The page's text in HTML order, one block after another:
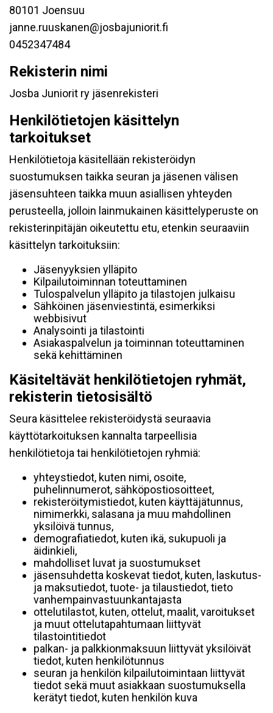
80101 Joensuu
janne.ruuskanen@josbajuniorit.fi
0452347484
Rekisterin nimi
Josba Juniorit ry jäsenrekisteri
Henkilötietojen käsittelyn
tarkoitukset
Henkilötietoja käsitellään rekisteröidyn
suostumuksen taikka seuran ja jäsenen välisen
jäsensuhteen taikka muun asiallisen yhteyden
perusteella, jolloin lainmukainen käsittelyperuste on
rekisterinpitäjän oikeutettu etu, etenkin seuraaviin
käsittelyn tarkoituksiin:
Jäsenyyksien ylläpito
Kilpailutoiminnan toteuttaminen
Tulospalvelun ylläpito ja tilastojen julkaisu
Sähköinen jäsenviestintä, esimerkiksi
webbisivut
Analysointi ja tilastointi
Asiakaspalvelun ja toiminnan toteuttaminen
sekä kehittäminen
Käsiteltävät henkilötietojen ryhmät,
rekisterin tietosisältö
Seura käsittelee rekisteröidystä seuraavia
käyttötarkoituksen kannalta tarpeellisia
henkilötietoja tai henkilötietojen ryhmiä:
yhteystiedot, kuten nimi, osoite,
puhelinnumerot, sähköpostiosoitteet,
rekisteröitymistiedot, kuten käyttäjätunnus,
nimimerkki, salasana ja muu mahdollinen
yksilöivä tunnus,
demografiatiedot, kuten ikä, sukupuoli ja
äidinkieli,
mahdolliset luvat ja suostumukset
jäsensuhdetta koskevat tiedot, kuten, laskutus-
ja maksutiedot, tuote- ja tilaustiedot, tieto
vanhempainvastuunkantajasta
ottelutilastot, kuten, ottelut, maalit, varoitukset
ja muut ottelutapahtumaan liittyvät
tilastointitiedot
palkan- ja palkkionmaksuun liittyvät yksilöivät
tiedot, kuten henkilötunnus
seuran ja henkilön kilpailutoimintaan liittyvät
tiedot sekä muut asiakkaan suostumuksella
kerätyt tiedot, kuten henkilön kuva